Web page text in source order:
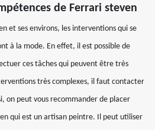
de Ferrari steven
et ses environs, les interventions qui se
à la mode. En effet, il est possible de
ces tâches qui peuvent être très
très complexes, il faut contacter
on peut vous recommander de placer
qui est un artisan peintre. Il peut utiliser